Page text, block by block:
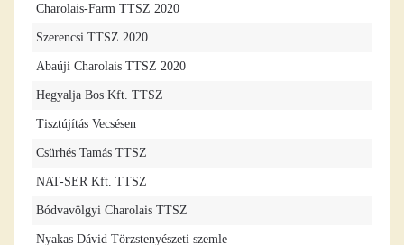
Charolais-Farm TTSZ 2020
Szerencsi TTSZ 2020
Abaúji Charolais TTSZ 2020
Hegyalja Bos Kft. TTSZ
Tisztújítás Vecsésen
Csürhés Tamás TTSZ
NAT-SER Kft. TTSZ
Bódvavölgyi Charolais TTSZ
Nyakas Dávid Törzstenyészeti szemle